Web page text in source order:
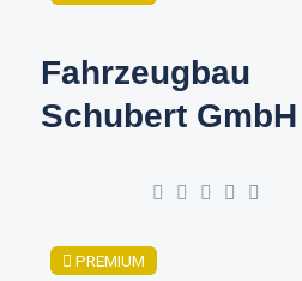
Fahrzeugbau
Schubert GmbH
PREMIUM